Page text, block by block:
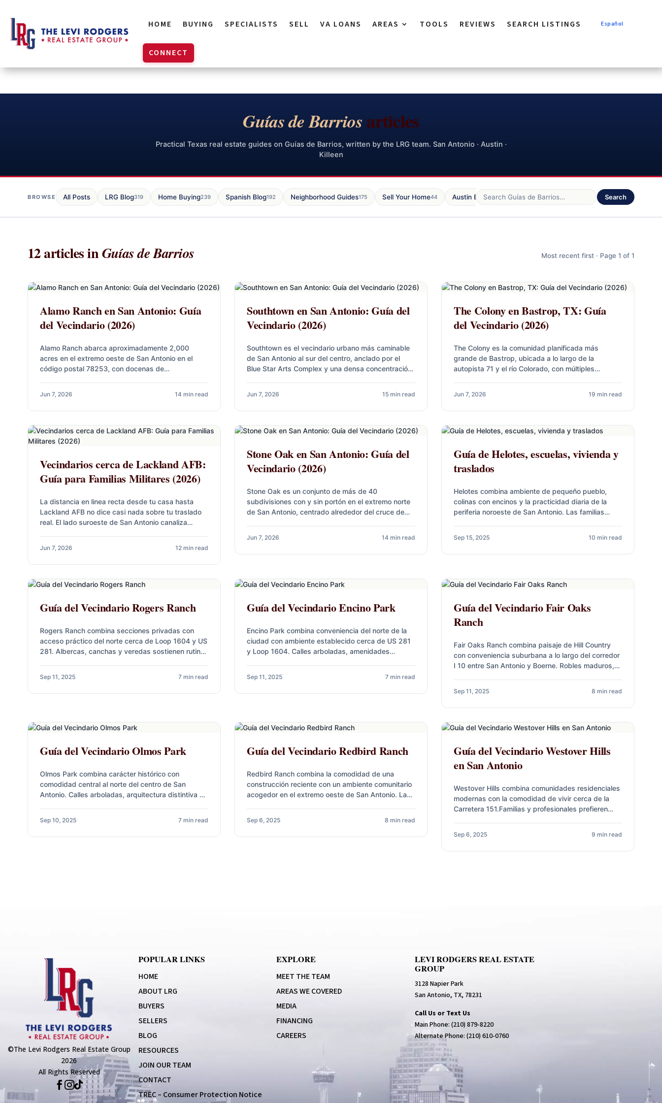
HOME BUYING SPECIALISTS SELL VA LOANS AREAS TOOLS REVIEWS SEARCH LISTINGS
CONNECT
Español
Guías de Barriosarticles
Practical Texas real estate guides on Guías de Barrios, written by the LRG team. San Antonio · Austin ·
Killeen
BROWSE All Posts LRG Blog319 Home Buying239 Spanish Blog192 Neighborhood Guides175 Sell Your Home44 Austin Blog43 Trends24 Local News VA Loans
Search
12 articles inGuías de Barrios Most recent first · Page 1 of 1
Alamo Ranch en San Antonio: Guía
del Vecindario (2026)
Alamo Ranch abarca aproximadamente 2,000
acres en el extremo oeste de San Antonio en el
código postal 78253, con docenas de
Jun 7, 2026 14 min read
Southtown en San Antonio: Guía del
Vecindario (2026)
Southtown es el vecindario urbano más caminable
de San Antonio al sur del centro, anclado por el
Blue Star Arts Complex y una densa concentración
Jun 7, 2026 15 min read
The Colony en Bastrop, TX: Guía
del Vecindario (2026)
The Colony es la comunidad planificada más
grande de Bastrop, ubicada a lo largo de la
autopista 71 y el río Colorado, con múltiples
Jun 7, 2026 19 min read
Vecindarios cerca de Lackland AFB:
Guía para Familias Militares (2026)
La distancia en linea recta desde tu casa hasta
Lackland AFB no dice casi nada sobre tu traslado
real. El lado suroeste de San Antonio canaliza…
Jun 7, 2026 12 min read
Stone Oak en San Antonio: Guía del
Vecindario (2026)
Stone Oak es un conjunto de más de 40
subdivisiones con y sin portón en el extremo norte
de San Antonio, centrado alrededor del cruce de…
Jun 7, 2026 14 min read
Guía de Helotes, escuelas, vivienda y
traslados
Helotes combina ambiente de pequeño pueblo,
colinas con encinos y la practicidad diaria de la
periferia noroeste de San Antonio. Las familias
Sep 15, 2025 10 min read
Guía del Vecindario Rogers Ranch
Rogers Ranch combina secciones privadas con
acceso práctico del norte cerca de Loop 1604 y US
281. Albercas, canchas y veredas sostienen rutinas
Sep 11, 2025 7 min read
Guía del Vecindario Encino Park
Encino Park combina conveniencia del norte de la
ciudad con ambiente establecido cerca de US 281
y Loop 1604. Calles arboladas, amenidades
Sep 11, 2025 7 min read
Guía del Vecindario Fair Oaks
Ranch
Fair Oaks Ranch combina paisaje de Hill Country
con conveniencia suburbana a lo largo del corredor
I 10 entre San Antonio y Boerne. Robles maduros,
Sep 11, 2025 8 min read
Guía del Vecindario Olmos Park
Olmos Park combina carácter histórico con
comodidad central al norte del centro de San
Antonio. Calles arboladas, arquitectura distintiva y
Sep 10, 2025 7 min read
Guía del Vecindario Redbird Ranch
Redbird Ranch combina la comodidad de una
construcción reciente con un ambiente comunitario
acogedor en el extremo oeste de San Antonio. Las
Sep 6, 2025 8 min read
Guía del Vecindario Westover Hills
en San Antonio
Westover Hills combina comunidades residenciales
modernas con la comodidad de vivir cerca de la
Carretera 151.Familias y profesionales prefieren
Sep 6, 2025 9 min read
©The Levi Rodgers Real Estate Group
2026
All Rights Reserved

POPULAR LINKS
HOME
ABOUT LRG
BUYERS
SELLERS
BLOG
RESOURCES
JOIN OUR TEAM
CONTACT
TREC – Consumer Protection Notice
EXPLORE
MEET THE TEAM
AREAS WE COVERED
MEDIA
FINANCING
CAREERS
LEVI RODGERS REAL ESTATE
GROUP
3128 Napier Park
San Antonio, TX, 78231
Call Us or Text Us
Main Phone: (210) 879-8220
Alternate Phone: (210) 610-0760